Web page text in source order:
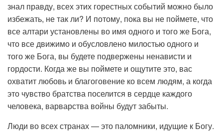
знал правду, всех этих горестных событий можно было
избежать, не так ли? И потому, пока вы не поймете, что
все алтари установлены во имя одного и того же Бога,
что все движимо и обусловлено милостью одного и
того же Бога, вы будете подвержены ненависти и
гордости. Когда же вы поймете и ощутите это, вас
охватит любовь и благоговение ко всем людям, а когда
это чувство братства поселится в сердце каждого
человека, варварства войны будут забыты.
Люди во всех странах — это паломники, идущие к Богу.